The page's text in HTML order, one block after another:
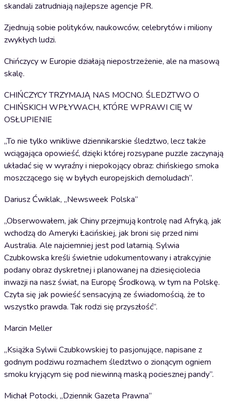
skandali zatrudniają najlepsze agencje PR.
Zjednują sobie polityków, naukowców, celebrytów i miliony
zwykłych ludzi.
Chińczycy w Europie działają niepostrzeżenie, ale na masową
skalę.
CHIŃCZYCY TRZYMAJĄ NAS MOCNO. ŚLEDZTWO O
CHIŃSKICH WPŁYWACH, KTÓRE WPRAWI CIĘ W
OSŁUPIENIE
„To nie tylko wnikliwe dziennikarskie śledztwo, lecz także
wciągająca opowieść, dzięki której rozsypane puzzle zaczynają
układać się w wyraźny i niepokojący obraz: chińskiego smoka
moszczącego się w byłych europejskich demoludach”.
Dariusz Ćwiklak, „Newsweek Polska”
„Obserwowałem, jak Chiny przejmują kontrolę nad Afryką, jak
wchodzą do Ameryki Łacińskiej, jak broni się przed nimi
Australia. Ale najciemniej jest pod latarnią. Sylwia
Czubkowska kreśli świetnie udokumentowany i atrakcyjnie
podany obraz dyskretnej i planowanej na dziesięciolecia
inwazji na nasz świat, na Europę Środkową, w tym na Polskę.
Czyta się jak powieść sensacyjną ze świadomością, że to
wszystko prawda. Tak rodzi się przyszłość”.
Marcin Meller
„Książka Sylwii Czubkowskiej to pasjonujące, napisane z
godnym podziwu rozmachem śledztwo o zionącym ogniem
smoku kryjącym się pod niewinną maską pociesznej pandy”.
Michał Potocki, „Dziennik Gazeta Prawna”